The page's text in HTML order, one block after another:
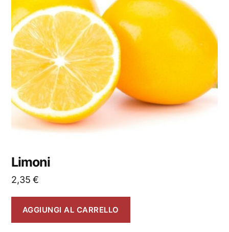
Limoni
2,35€
AGGIUNGI AL CARRELLO